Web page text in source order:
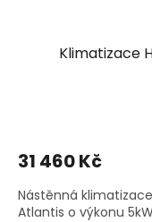
Klimatizace
31 460 Kč
Nástěnná
Atlantis o výkonu